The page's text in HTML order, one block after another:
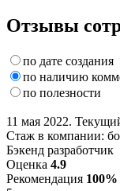
Отзывы
по дате создания
по наличию
по полезности
11 мая 2022.
Стаж в компании:
Бэкенд разработчик
Оценка 4.9
Рекомендация 100%